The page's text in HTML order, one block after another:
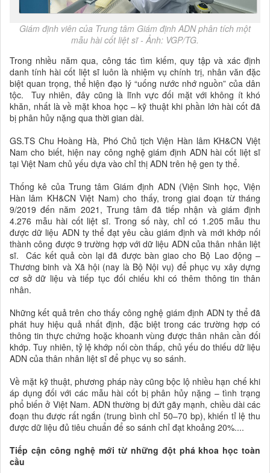
Giám định viên của Trung tâm Giám định ADN phân tích một
mẫu hài cốt liệt sĩ - Ảnh: VGP/TG.
Trong nhiều năm qua, công tác tìm kiếm, quy tập và xác định
danh tính hài cốt liệt sĩ luôn là nhiệm vụ chính trị, nhân văn đặc
biệt quan trọng, thể hiện đạo lý “uống nước nhớ nguồn” của dân
tộc. Tuy nhiên, đây cũng là lĩnh vực đối mặt với không ít khó
khăn, nhất là về mặt khoa học – kỹ thuật khi phần lớn hài cốt đã
bị phân hủy nặng qua thời gian dài.
GS.TS Chu Hoàng Hà, Phó Chủ tịch Viện Hàn lâm KH&CN Việt
Nam cho biết, hiện nay công nghệ giám định ADN hài cốt liệt sĩ
tại Việt Nam chủ yếu dựa vào chỉ thị ADN trên hệ gen ty thể.
Thống kê của Trung tâm Giám định ADN (Viện Sinh học, Viện
Hàn lâm KH&CN Việt Nam) cho thấy, trong giai đoạn từ tháng
9/2019 đến năm 2021, Trung tâm đã tiếp nhận và giám định
4.276 mẫu hài cốt liệt sĩ. Trong số này, chỉ có 1.205 mẫu thu
được dữ liệu ADN ty thể đạt yêu cầu giám định và mới khớp nối
thành công được 9 trường hợp với dữ liệu ADN của thân nhân liệt
sĩ. Các kết quả còn lại đã được bàn giao cho Bộ Lao động –
Thương binh và Xã hội (nay là Bộ Nội vụ) để phục vụ xây dựng
cơ sở dữ liệu và tiếp tục đối chiếu khi có thêm thông tin thân
nhân.
Những kết quả trên cho thấy công nghệ giám định ADN ty thể đã
phát huy hiệu quả nhất định, đặc biệt trong các trường hợp có
thông tin thực chứng hoặc khoanh vùng được thân nhân cần đối
khớp. Tuy nhiên, tỷ lệ khớp nối còn thấp, chủ yếu do thiếu dữ liệu
ADN của thân nhân liệt sĩ để phục vụ so sánh.
Về mặt kỹ thuật, phương pháp này cũng bộc lộ nhiều hạn chế khi
áp dụng đối với các mẫu hài cốt bị phân hủy nặng – tình trạng
phổ biến ở Việt Nam. ADN thường bị đứt gãy mạnh, chiều dài các
đoạn thu được rất ngắn (trung bình chỉ 50–70 bp), khiến tỉ lệ thu
được dữ liệu đủ tiêu chuẩn để so sánh chỉ đạt khoảng 20%....
Tiếp cận công nghệ mới từ những đột phá khoa học toàn
cầu